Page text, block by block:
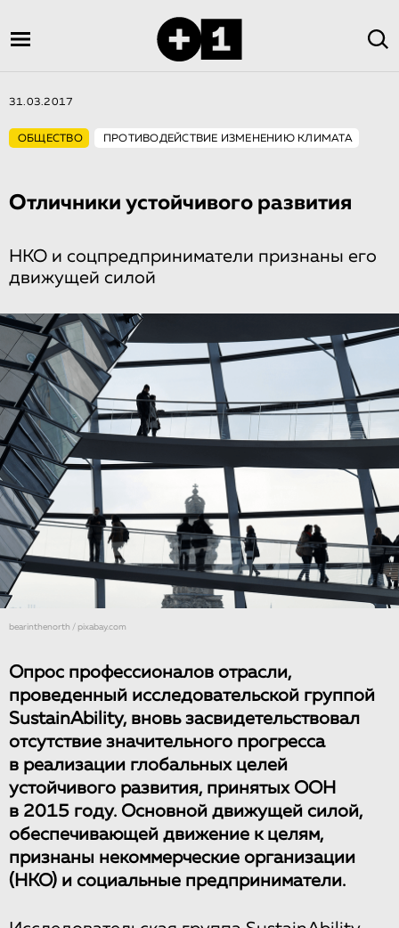
31.03.2017
ОБЩЕСТВО ПРОТИВОДЕЙСТВИЕ ИЗМЕНЕНИЮ КЛИМАТА
Отличники устойчивого развития
НКО и соцпредприниматели признаны его
движущей силой
bearinthenorth / pixabay.com
Опрос профессионалов отрасли,
проведенный исследовательской группой
SustainAbility, вновь засвидетельствовал
отсутствие значительного прогресса
в реализации глобальных целей
устойчивого развития, принятых ООН
в 2015 году. Основной движущей силой,
обеспечивающей движение к целям,
признаны некоммерческие организации
(НКО) и социальные предприниматели.